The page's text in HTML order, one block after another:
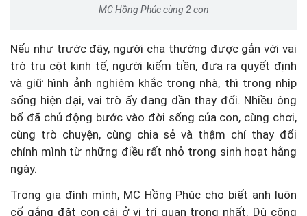
MC Hồng Phúc cùng 2 con
Nếu như trước đây, người cha thường được gắn với vai
trò trụ cột kinh tế, người kiếm tiền, đưa ra quyết định
và giữ hình ảnh nghiêm khắc trong nhà, thì trong nhịp
sống hiện đại, vai trò ấy đang dần thay đổi. Nhiều ông
bố đã chủ động bước vào đời sống của con, cùng chơi,
cùng trò chuyện, cùng chia sẻ và thậm chí thay đổi
chính mình từ những điều rất nhỏ trong sinh hoạt hằng
ngày.
Trong gia đình mình, MC Hồng Phúc cho biết anh luôn
cố gắng đặt con cái ở vị trí quan trọng nhất. Dù công